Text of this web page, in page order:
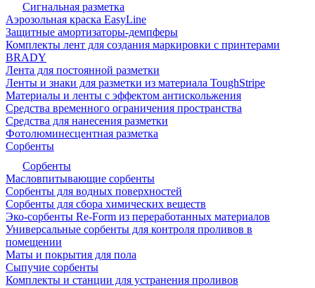
Сигнальная разметка
Аэрозольная краска EasyLine
Защитные амортизаторы-демпферы
Комплекты лент для создания маркировки с принтерами
BRADY
Лента для постоянной разметки
Ленты и знаки для разметки из материала ToughStripe
Материалы и ленты с эффектом антискольжения
Средства временного ограничения пространства
Средства для нанесения разметки
Фотолюминесцентная разметка
Сорбенты
Сорбенты
Масловпитывающие сорбенты
Сорбенты для водных поверхностей
Сорбенты для сбора химических веществ
Эко-сорбенты Re-Form из переработанных материалов
Универсальные сорбенты для контроля проливов в
помещении
Маты и покрытия для пола
Сыпучие сорбенты
Комплекты и станции для устранения проливов